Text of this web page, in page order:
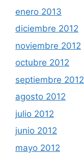
enero 2013
diciembre 2012
noviembre 2012
octubre 2012
septiembre 2012
agosto 2012
julio 2012
junio 2012
mayo 2012